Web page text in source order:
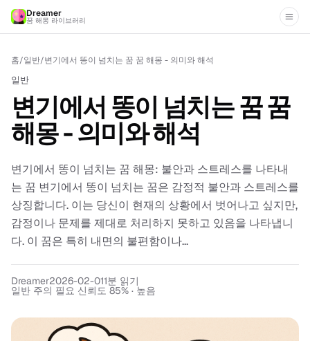
Dreamer
꿈 해몽 라이브러리
홈/일반/변기에서 똥이 넘치는 꿈 꿈 해몽 - 의미와 해석
일반
변기에서 똥이 넘치는 꿈 꿈
해몽 - 의미와 해석
변기에서 똥이 넘치는 꿈 해몽: 불안과 스트레스를 나타내
는 꿈 변기에서 똥이 넘치는 꿈은 감정적 불안과 스트레스를
상징합니다. 이는 당신이 현재의 상황에서 벗어나고 싶지만,
감정이나 문제를 제대로 처리하지 못하고 있음을 나타냅니
다. 이 꿈은 특히 내면의 불편함이나...
Dreamer2026-02-011분 읽기
일반 주의 필요 신뢰도 85% · 높음